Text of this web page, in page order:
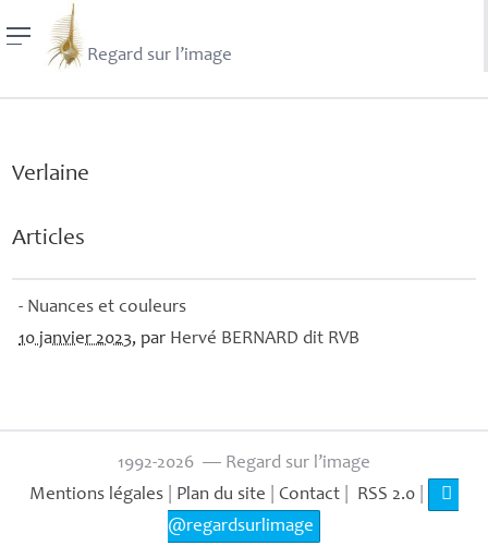
Regard sur l’image
Verlaine
Articles
- Nuances et couleurs
10 janvier 2023, par Hervé BERNARD dit RVB
1992-2026 — Regard sur l’image
Mentions légales| Plan du site Contact RSS 2.0|
@regardsurlimage